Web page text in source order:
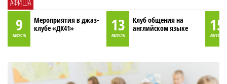
АФИША
9
АВГУСТА
Мероприятия в джаз-
клубе «ДК41»
13
АВГУСТА
Клуб общения на
английском языке
15
АВГУСТА